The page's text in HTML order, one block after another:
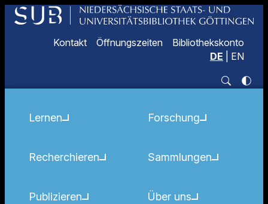
Kontakt Öffnungszeiten
Bibliothekskonto
DE
EN
Lernen
Recherchieren
Publizieren
Forschung
Sammlungen
Über uns